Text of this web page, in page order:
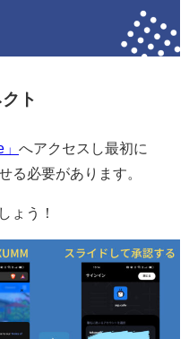
ト
へアクセスし最初に
る必要があります。
ょう！